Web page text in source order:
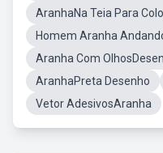
AranhaNa Teia Para
Homem Aranha
Aranha Com
AranhaPreta Desenho
Vetor AdesivosAranha